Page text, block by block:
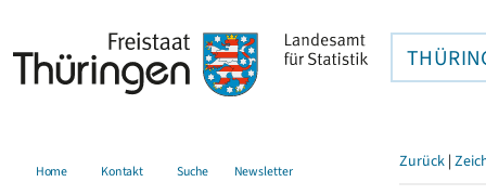
Home Kontakt Suche Newsletter Zurück |